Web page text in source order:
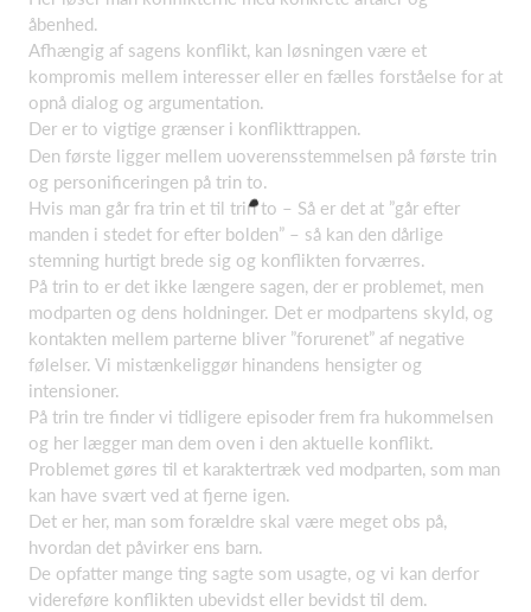
åbenhed.
Afhængig af sagens konflikt, kan løsningen være et
kompromis mellem interesser eller en fælles forståelse for at
opnå dialog og argumentation.
Der er to vigtige grænser i konflikttrappen.
Den første ligger mellem uoverensstemmelsen på første trin
og personificeringen på trin to.
Hvis man går fra trin et til trin to – Så er det at ”går efter
manden i stedet for efter bolden” – så kan den dårlige
stemning hurtigt brede sig og konflikten forværres.
På trin to er det ikke længere sagen, der er problemet, men
modparten og dens holdninger. Det er modpartens skyld, og
kontakten mellem parterne bliver ”forurenet” af negative
følelser. Vi mistænkeliggør hinandens hensigter og
intensioner.
På trin tre finder vi tidligere episoder frem fra hukommelsen
og her lægger man dem oven i den aktuelle konflikt.
Problemet gøres til et karaktertræk ved modparten, som man
kan have svært ved at fjerne igen.
Det er her, man som forældre skal være meget obs på,
hvordan det påvirker ens barn.
De opfatter mange ting sagte som usagte, og vi kan derfor
videreføre konflikten ubevidst eller bevidst til dem.